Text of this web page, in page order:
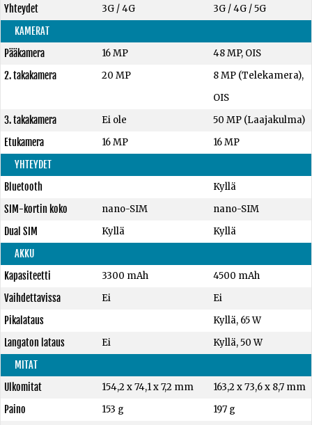
Yhteydet
3G / 4G
3G / 4G / 5G
KAMERAT
Pääkamera
16 MP
48 MP, OIS
2. takakamera
20 MP
8 MP (Telekamera),
OIS
3. takakamera
Ei ole
50 MP (Laajakulma)
Etukamera
16 MP
16 MP
YHTEYDET
Bluetooth
Kyllä
SIM-kortin koko
nano-SIM
nano-SIM
Dual SIM
Kyllä
Kyllä
AKKU
Kapasiteetti
3300 mAh
4500 mAh
Vaihdettavissa
Ei
Ei
Pikalataus
Kyllä, 65 W
Langaton lataus
Ei
Kyllä, 50 W
MITAT
Ulkomitat
154,2 x 74,1 x 7,2 mm
163,2 x 73,6 x 8,7 mm
Paino
153 g
197 g